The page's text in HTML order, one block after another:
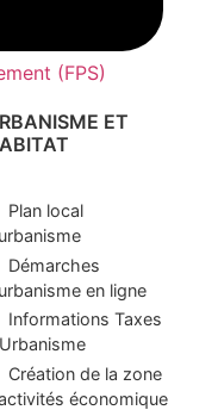
(FPS)
ET
Plan local
Démarches
en ligne
Informations Taxes
Création de la zone
économique